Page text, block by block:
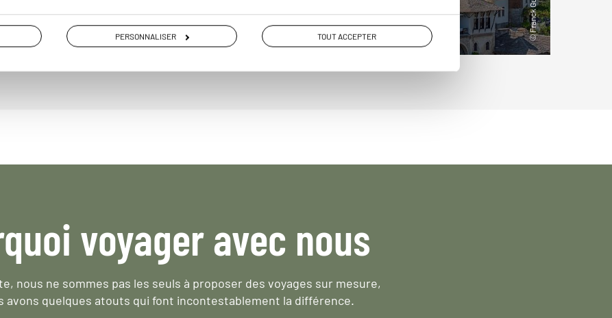
PERSONNALISER TOUT ACCEPTER
voyager avec nous
nous ne sommes pas les seuls à proposer des voyages sur mesure,
avons quelques atouts qui font incontestablement la différence.